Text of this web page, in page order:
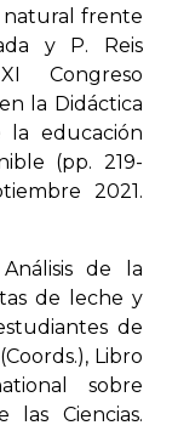
natural frente
y P. Reis
Congreso
la Didáctica
la educación
(pp. 219-
2021.
Análisis de la
de leche y
de
Libro
sobre
las Ciencias.